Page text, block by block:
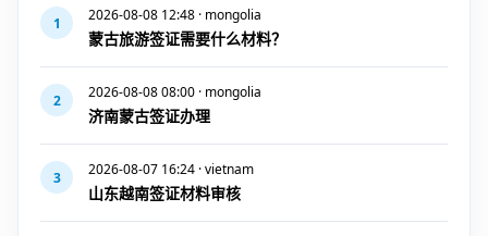
1 2026-08-08 12:48 · mongolia
蒙古旅游签证需要什么材料？
2 2026-08-08 08:00 · mongolia
济南蒙古签证办理
3 2026-08-07 16:24 · vietnam
山东越南签证材料审核